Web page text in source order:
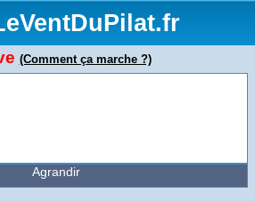
(Comment ça marche ?)
Agrandir